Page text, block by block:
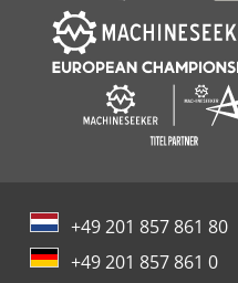
+49 201 857 861 80
+49 201 857 861 0